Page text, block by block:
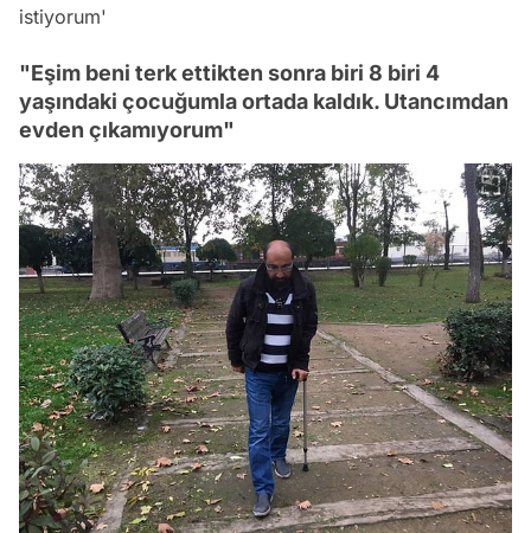
istiyorum'
"Eşim beni terk ettikten sonra biri 8 biri 4
yaşındaki çocuğumla ortada kaldık. Utancımdan
evden çıkamıyorum"